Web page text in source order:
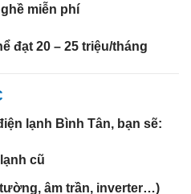
miễn phí
đạt 20 – 25 triệu/tháng
lạnh Bình Tân, bạn sẽ:
cũ
âm trần, inverter…)